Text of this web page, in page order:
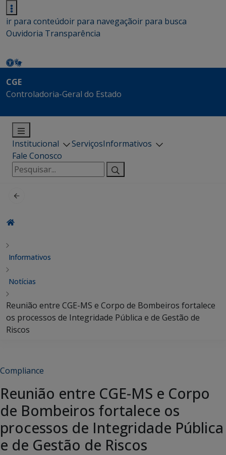
ir para conteúdoir para navegaçãoir para busca
Ouvidoria Transparência
CGE
Controladoria-Geral do Estado
Institucional ServiçosInformativos
Fale Conosco
Pesquisar
por:
Informativos
Notícias
Reunião entre CGE-MS e Corpo de Bombeiros fortalece
os processos de Integridade Pública e de Gestão de
Riscos
Compliance
Reunião entre CGE-MS e Corpo
de Bombeiros fortalece os
processos de Integridade Pública
e de Gestão de Riscos